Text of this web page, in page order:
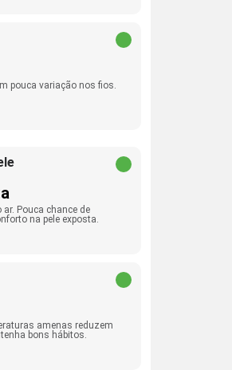
pouca variação nos fios.
Pouca chance de
na pele exposta.
amenas reduzem
bons hábitos.